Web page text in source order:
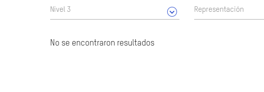
Nivel 3 Representación
No se encontraron resultados